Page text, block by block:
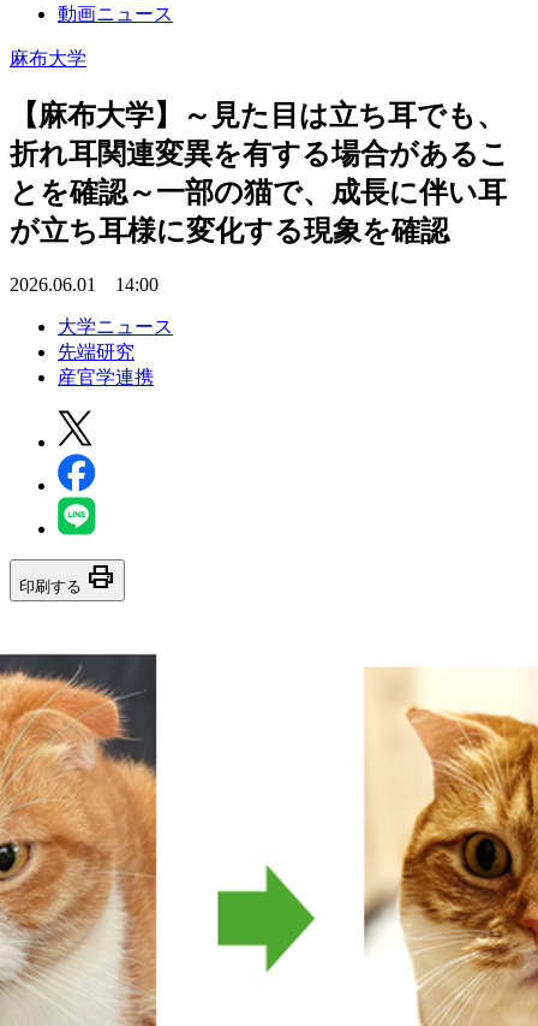
動画ニュース
麻布大学
【麻布大学】～見た目は立ち耳でも、
折れ耳関連変異を有する場合があるこ
とを確認～一部の猫で、成長に伴い耳
が立ち耳様に変化する現象を確認
2026.06.01 14:00
大学ニュース
先端研究
産官学連携
印刷する print